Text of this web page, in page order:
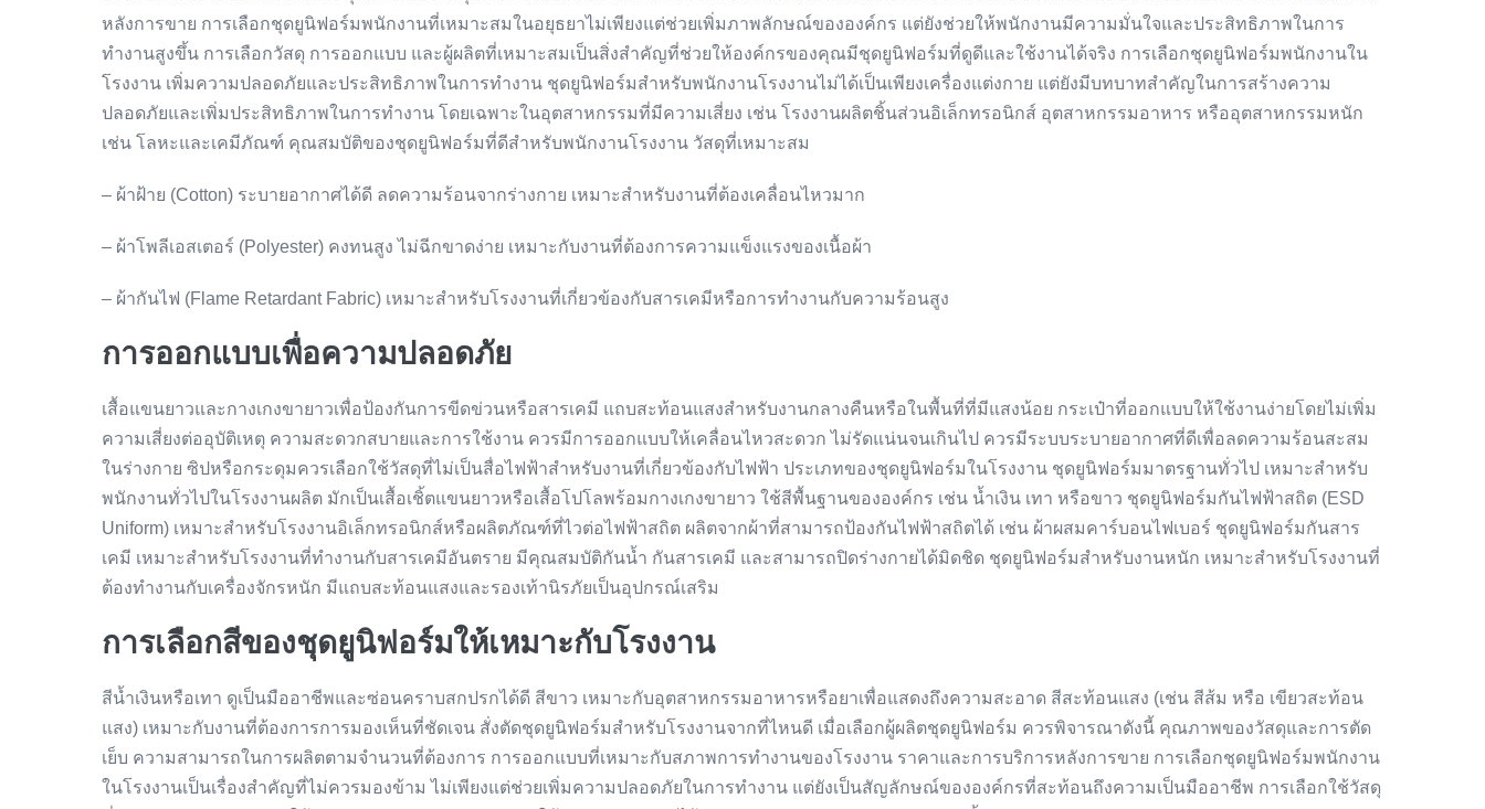
หลังการขาย การเลือกชุดยูนิฟอร์มพนักงานที่เหมาะสมในอยุธยาไม่เพียงแต่ช่วยเพิ่มภาพลักษณ์ขององค์กร แต่ยังช่วยให้พนักงานมีความมั่นใจและประสิทธิภาพในการ
ทำงานสูงขึ้น การเลือกวัสดุ การออกแบบ และผู้ผลิตที่เหมาะสมเป็นสิ่งสำคัญที่ช่วยให้องค์กรของคุณมีชุดยูนิฟอร์มที่ดูดีและใช้งานได้จริง การเลือกชุดยูนิฟอร์มพนักงานใน
โรงงาน เพิ่มความปลอดภัยและประสิทธิภาพในการทำงาน ชุดยูนิฟอร์มสำหรับพนักงานโรงงานไม่ได้เป็นเพียงเครื่องแต่งกาย แต่ยังมีบทบาทสำคัญในการสร้างความ
ปลอดภัยและเพิ่มประสิทธิภาพในการทำงาน โดยเฉพาะในอุตสาหกรรมที่มีความเสี่ยง เช่น โรงงานผลิตชิ้นส่วนอิเล็กทรอนิกส์ อุตสาหกรรมอาหาร หรืออุตสาหกรรมหนัก
เช่น โลหะและเคมีภัณฑ์ คุณสมบัติของชุดยูนิฟอร์มที่ดีสำหรับพนักงานโรงงาน วัสดุที่เหมาะสม
– ผ้าฝ้าย (Cotton) ระบายอากาศได้ดี ลดความร้อนจากร่างกาย เหมาะสำหรับงานที่ต้องเคลื่อนไหวมาก
– ผ้าโพลีเอสเตอร์ (Polyester) คงทนสูง ไม่ฉีกขาดง่าย เหมาะกับงานที่ต้องการความแข็งแรงของเนื้อผ้า
– ผ้ากันไฟ (Flame Retardant Fabric) เหมาะสำหรับโรงงานที่เกี่ยวข้องกับสารเคมีหรือการทำงานกับความร้อนสูง
การออกแบบเพื่อความปลอดภัย
เสื้อแขนยาวและกางเกงขายาวเพื่อป้องกันการขีดข่วนหรือสารเคมี แถบสะท้อนแสงสำหรับงานกลางคืนหรือในพื้นที่ที่มีแสงน้อย กระเป๋าที่ออกแบบให้ใช้งานง่ายโดยไม่เพิ่ม
ความเสี่ยงต่ออุบัติเหตุ ความสะดวกสบายและการใช้งาน ควรมีการออกแบบให้เคลื่อนไหวสะดวก ไม่รัดแน่นจนเกินไป ควรมีระบบระบายอากาศที่ดีเพื่อลดความร้อนสะสม
ในร่างกาย ซิปหรือกระดุมควรเลือกใช้วัสดุที่ไม่เป็นสื่อไฟฟ้าสำหรับงานที่เกี่ยวข้องกับไฟฟ้า ประเภทของชุดยูนิฟอร์มในโรงงาน ชุดยูนิฟอร์มมาตรฐานทั่วไป เหมาะสำหรับ
พนักงานทั่วไปในโรงงานผลิต มักเป็นเสื้อเชิ้ตแขนยาวหรือเสื้อโปโลพร้อมกางเกงขายาว ใช้สีพื้นฐานขององค์กร เช่น น้ำเงิน เทา หรือขาว ชุดยูนิฟอร์มกันไฟฟ้าสถิต (ESD
Uniform) เหมาะสำหรับโรงงานอิเล็กทรอนิกส์หรือผลิตภัณฑ์ที่ไวต่อไฟฟ้าสถิต ผลิตจากผ้าที่สามารถป้องกันไฟฟ้าสถิตได้ เช่น ผ้าผสมคาร์บอนไฟเบอร์ ชุดยูนิฟอร์มกันสาร
เคมี เหมาะสำหรับโรงงานที่ทำงานกับสารเคมีอันตราย มีคุณสมบัติกันน้ำ กันสารเคมี และสามารถปิดร่างกายได้มิดชิด ชุดยูนิฟอร์มสำหรับงานหนัก เหมาะสำหรับโรงงานที่
ต้องทำงานกับเครื่องจักรหนัก มีแถบสะท้อนแสงและรองเท้านิรภัยเป็นอุปกรณ์เสริม
การเลือกสีของชุดยูนิฟอร์มให้เหมาะกับโรงงาน
สีน้ำเงินหรือเทา ดูเป็นมืออาชีพและซ่อนคราบสกปรกได้ดี สีขาว เหมาะกับอุตสาหกรรมอาหารหรือยาเพื่อแสดงถึงความสะอาด สีสะท้อนแสง (เช่น สีส้ม หรือ เขียวสะท้อน
แสง) เหมาะกับงานที่ต้องการการมองเห็นที่ชัดเจน สั่งตัดชุดยูนิฟอร์มสำหรับโรงงานจากที่ไหนดี เมื่อเลือกผู้ผลิตชุดยูนิฟอร์ม ควรพิจารณาดังนี้ คุณภาพของวัสดุและการตัด
เย็บ ความสามารถในการผลิตตามจำนวนที่ต้องการ การออกแบบที่เหมาะกับสภาพการทำงานของโรงงาน ราคาและการบริการหลังการขาย การเลือกชุดยูนิฟอร์มพนักงาน
ในโรงงานเป็นเรื่องสำคัญที่ไม่ควรมองข้าม ไม่เพียงแต่ช่วยเพิ่มความปลอดภัยในการทำงาน แต่ยังเป็นสัญลักษณ์ขององค์กรที่สะท้อนถึงความเป็นมืออาชีพ การเลือกใช้วัสดุ